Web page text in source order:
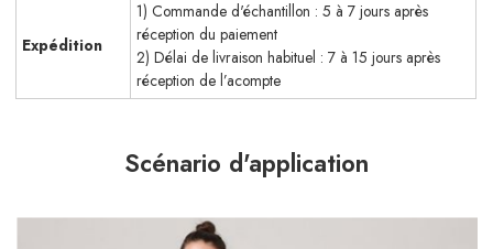
Expédition
1) Commande d'échantillon : 5 à 7 jours après
réception du paiement
2) Délai de livraison habituel : 7 à 15 jours après
réception de l’acompte
Scénario d'application